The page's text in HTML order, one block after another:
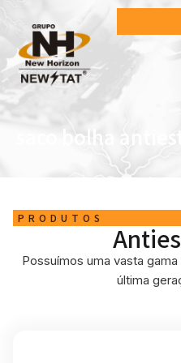
saco bolha
PRODUTOS
Possuímos uma vasta
última